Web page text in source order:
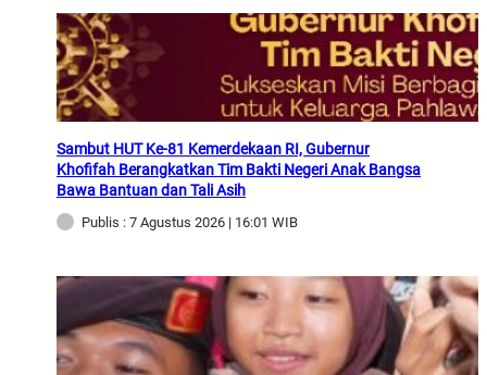
Sambut HUT Ke-81 Kemerdekaan RI, Gubernur
Khofifah Berangkatkan Tim Bakti Negeri Anak Bangsa
Bawa Bantuan dan Tali Asih
Publis : 7 Agustus 2026 | 16:01 WIB